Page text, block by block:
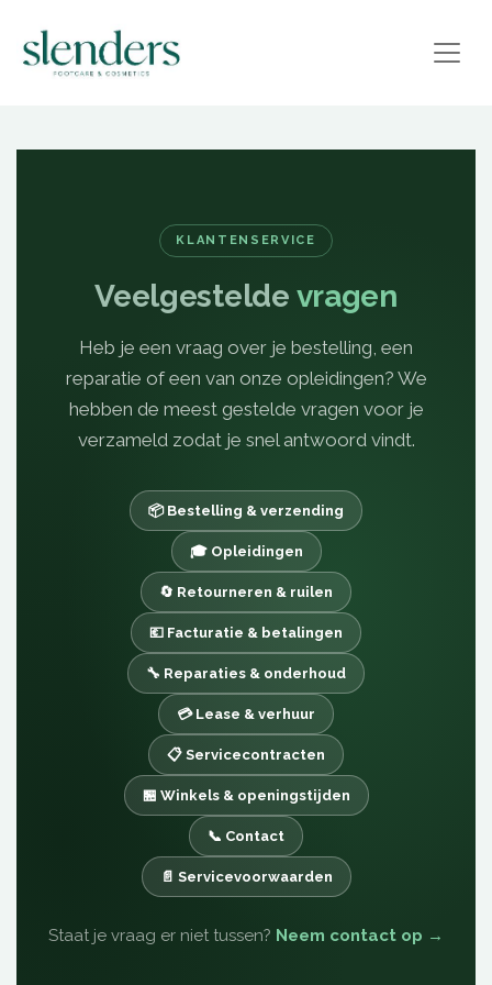
KLANTENSERVICE
Veelgestelde vragen
Heb je een vraag over je bestelling, een
reparatie of een van onze opleidingen? We
hebben de meest gestelde vragen voor je
verzameld zodat je snel antwoord vindt.
📦 Bestelling & verzending
🎓 Opleidingen
🔄 Retourneren & ruilen
💶 Facturatie & betalingen
🔧 Reparaties & onderhoud
💳 Lease & verhuur
📋 Servicecontracten
🏪 Winkels & openingstijden
📞 Contact
📄 Servicevoorwaarden
Staat je vraag er niet tussen? Neem contact op →